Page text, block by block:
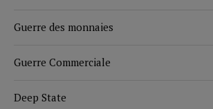
Guerre des monnaies
Guerre Commerciale
Deep State